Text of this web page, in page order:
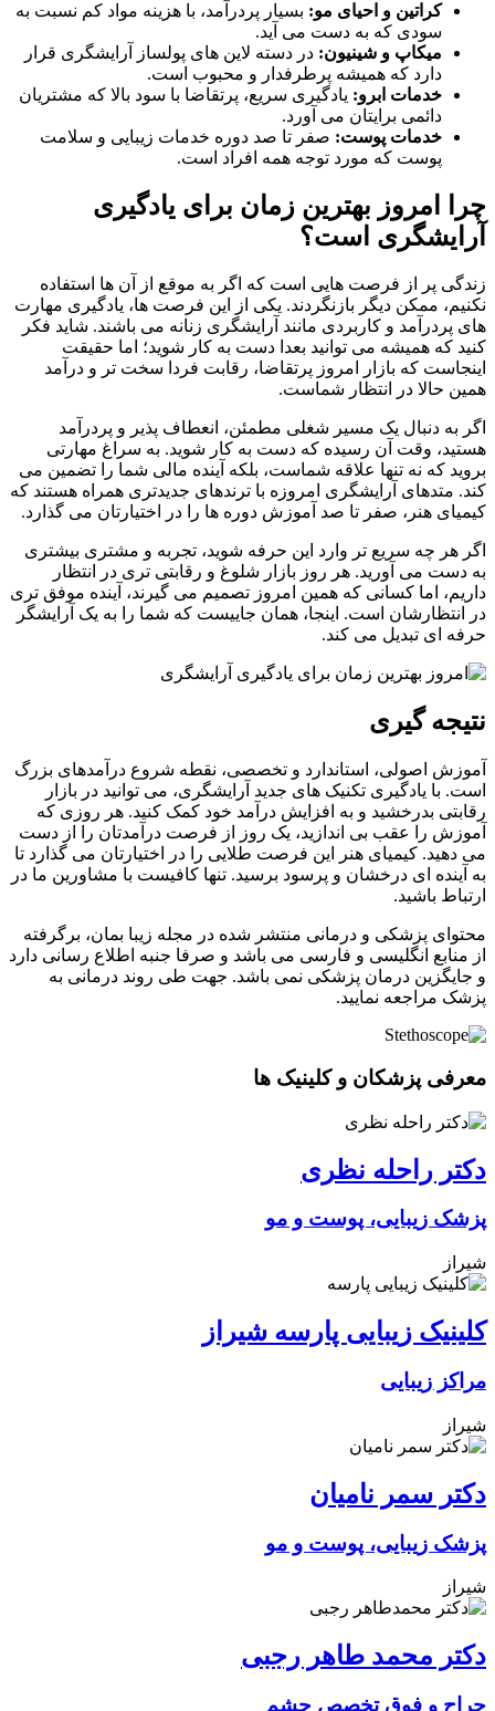
کراتین و احیای مو: بسیار پردرآمد، با هزینه مواد کم نسبت به
سودی که به دست می آید.
میکاپ و شینیون: در دسته لاین های پولساز آرایشگری قرار
دارد که همیشه پرطرفدار و محبوب است.
خدمات ابرو: یادگیری سریع، پرتقاضا با سود بالا که مشتریان
دائمی برایتان می آورد.
خدمات پوست: صفر تا صد دوره خدمات زیبایی و سلامت
پوست که مورد توجه همه افراد است.
چرا امروز بهترین زمان برای یادگیری
آرایشگری است؟
زندگی پر از فرصت هایی است که اگر به موقع از آن ها استفاده
نکنیم، ممکن دیگر بازنگردند. یکی از این فرصت ها، یادگیری مهارت
های پردرآمد و کاربردی مانند آرایشگری زنانه می باشند. شاید فکر
کنید که همیشه می توانید بعدا دست به کار شوید؛ اما حقیقت
اینجاست که بازار امروز پرتقاضا، رقابت فردا سخت تر و درآمد
همین حالا در انتظار شماست.
اگر به دنبال یک مسیر شغلی مطمئن، انعطاف پذیر و پردرآمد
هستید، وقت آن رسیده که دست به کار شوید. به سراغ مهارتی
بروید که نه تنها علاقه شماست، بلکه آینده مالی شما را تضمین می
کند. متدهای آرایشگری امروزه با ترندهای جدیدتری همراه هستند که
کیمیای هنر، صفر تا صد آموزش دوره ها را در اختیارتان می گذارد.
اگر هر چه سریع تر وارد این حرفه شوید، تجربه و مشتری بیشتری
به دست می آورید. هر روز بازار شلوغ و رقابتی تری در انتظار
داریم، اما کسانی که همین امروز تصمیم می گیرند، آینده موفق تری
در انتظارشان است. اینجا، همان جاییست که شما را به یک آرایشگر
حرفه ای تبدیل می کند.
نتیجه گیری
آموزش اصولی، استاندارد و تخصصی، نقطه شروع درآمدهای بزرگ
است. با یادگیری تکنیک های جدید آرایشگری، می توانید در بازار
رقابتی بدرخشید و به افزایش درآمد خود کمک کنید. هر روزی که
آموزش را عقب بی اندازید، یک روز از فرصت درآمدتان را از دست
می دهید. کیمیای هنر این فرصت طلایی را در اختیارتان می گذارد تا
به آینده ای درخشان و پرسود برسید. تنها کافیست با مشاورین ما در
ارتباط باشید.
محتوای پزشکی و درمانی منتشر شده در مجله زیبا بمان، برگرفته
از منابع انگلیسی و فارسی می باشد و صرفا جنبه اطلاع رسانی دارد
و جایگزین درمان پزشکی نمی باشد. جهت طی روند درمانی به
پزشک مراجعه نمایید.
معرفی پزشکان و کلینیک ها
دکتر راحله نظری
پزشک زیبایی، پوست و مو
شیراز
کلینیک زیبایی پارسه شیراز
مراکز زیبایی
شیراز
دکتر سمر نامیان
پزشک زیبایی، پوست و مو
شیراز
دکتر محمد طاهر رجبی
جراح و فوق تخصص چشم